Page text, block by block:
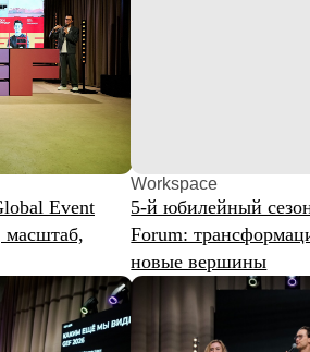
Workspace
5-й юбилейный сезон Global Event
новые вершины